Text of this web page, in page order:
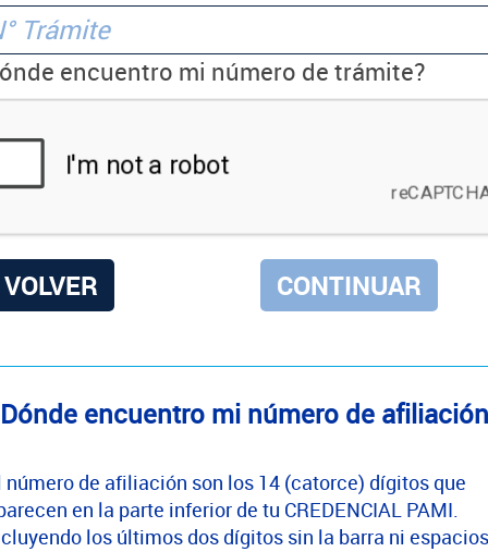
encuentro mi número de trámite?
VOLVER
encuentro mi número de
número de afiliación son los 14 (catorce) dígitos que
en la parte inferior de tu CREDENCIAL PAMI.
los últimos dos dígitos sin la barra ni